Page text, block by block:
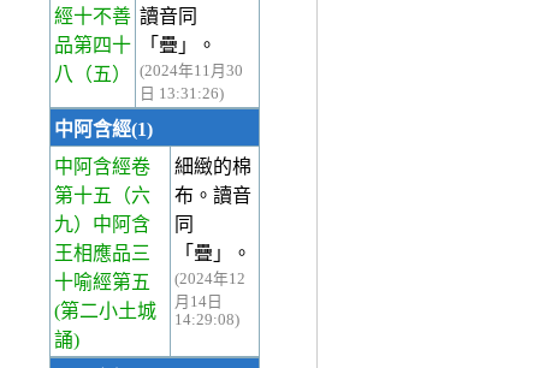
經十不善
品第四十
八
（五）
讀音同
「疊」。
(2024年11月30
日 13:31:26)
中阿含經(1)
中阿含經卷
第十五
（六
九）中阿含
王相應品三
十喻經第五
(第二小土城
誦)
細緻的棉
布。讀音
同
「疊」。
(2024年12
月14日
14:29:08)